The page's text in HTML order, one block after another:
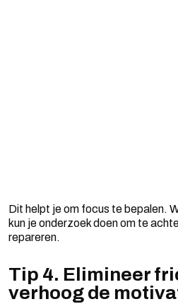
Dit helpt je om focus te bepalen.
kun je onderzoek doen om te
repareren.
Tip 4. Elimineer
verhoog de